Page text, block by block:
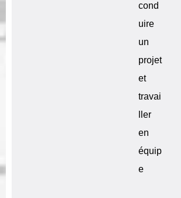
cond
uire
un
projet
et
travai
ller
en
équip
e